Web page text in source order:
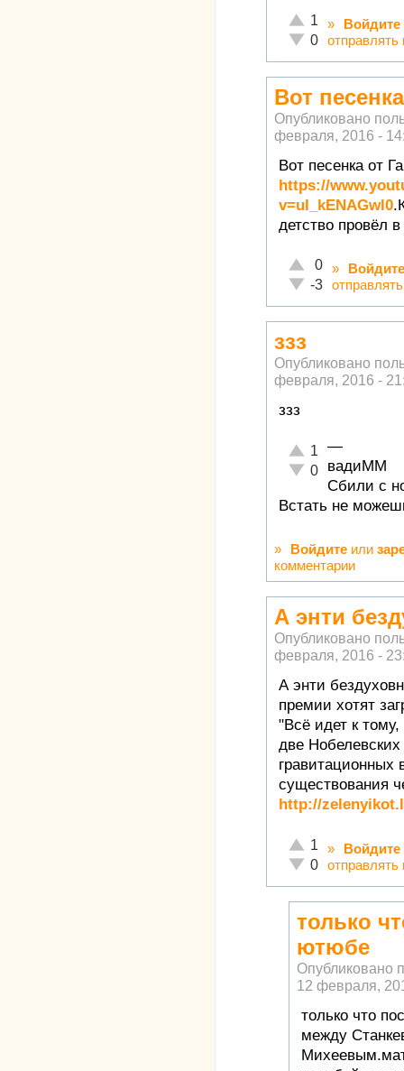
Отлично!
1
Неадекватно!
0
» Войдите
отправлять
Вот
Опубликовано
февраля, 2016 -
Вот песенка от
https://
v=uI_kENAGwl0
детство провёл
Отлично!
0
Неадекватно!
-3
»
Войдите
ззз
Опубликовано
февраля, 2016 -
ззз
Отлично!
1
Неадекватно!
0
—
вадиММ
Сбили с
Встать не
» Войдите или
комментарии
А энти
Опубликовано
февраля, 2016 -
А энти
премии хотят
"Всё идет к тому,
две
гравитационных
существования
http://
Отлично!
1
Неадекватно!
0
» Войдите
отправлять
только
ютюбе
Опубликовано
12 февраля,
только что
между